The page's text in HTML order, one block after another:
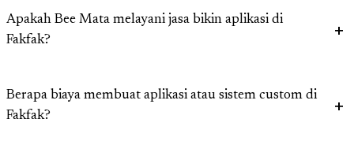
Apakah Bee Mata melayani jasa bikin aplikasi di
Fakfak?
Berapa biaya membuat aplikasi atau sistem custom di
Fakfak?